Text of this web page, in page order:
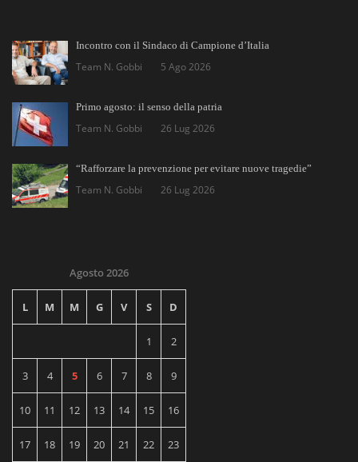
Incontro con il Sindaco di Campione d’Italia
Team N. Gobbi 5 Ago 2026
Primo agosto: il senso della patria
Team N. Gobbi 26 Lug 2026
“Rafforzare la prevenzione per evitare nuove tragedie”
Team N. Gobbi 26 Lug 2026
Agosto 2026
L M M G V S D
1 2
3 4 5 6 7 8 9
10 11 12 13 14 15 16
17 18 19 20 21 22 23